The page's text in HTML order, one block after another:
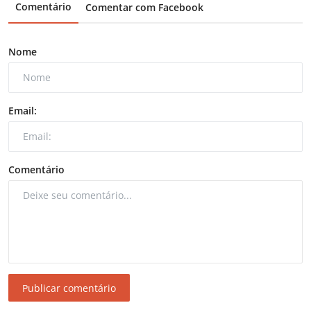
Comentário Comentar com Facebook
Nome
Email:
Comentário
Publicar comentário